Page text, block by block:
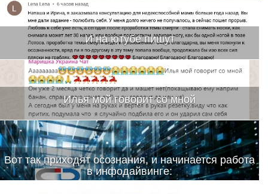
И на ютубе пишут
Илья мой говорит со мной
Вот так приходят осознания, и начинается работа
в инфодайвинге: